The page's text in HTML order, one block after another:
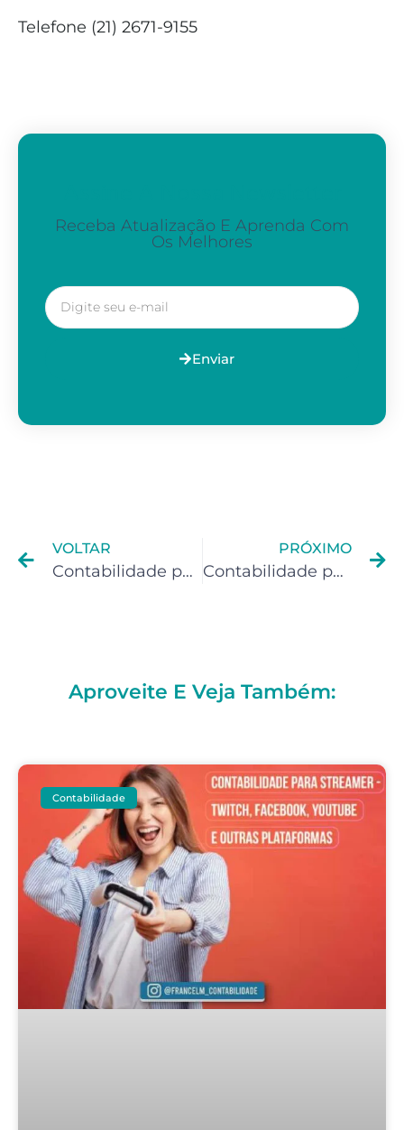
Telefone (21) 2671-9155
Receba Atualização E Aprenda Com
Os Melhores
Enviar
VOLTAR
Contabilidade para Afiliados
PRÓXIMO
Contabilidade para Infoprodutor
Aproveite E Veja Também:
Contabilidade